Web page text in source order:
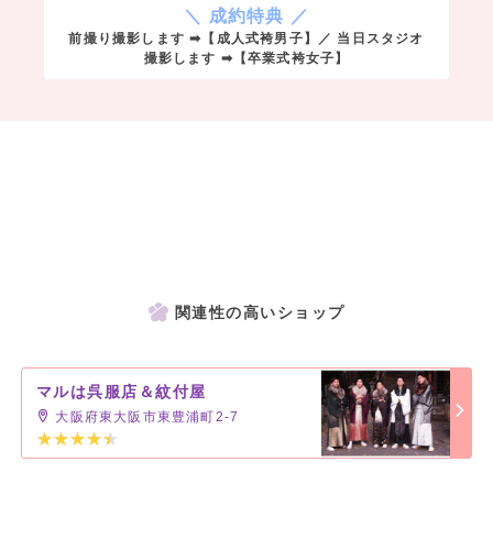
＼ 成約特典 ／
前撮り撮影します ➡【成人式袴男子】／ 当日スタジオ
撮影します ➡【卒業式袴女子】
関連性の高いショップ
マルは呉服店＆紋付屋
大阪府東大阪市東豊浦町2-7